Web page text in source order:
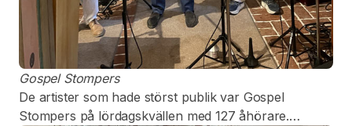
Gospel Stompers
De artister som hade störst publik var Gospel
Stompers på lördagskvällen med 127 åhörare.